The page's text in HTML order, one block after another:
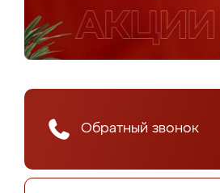
Обратный звонок